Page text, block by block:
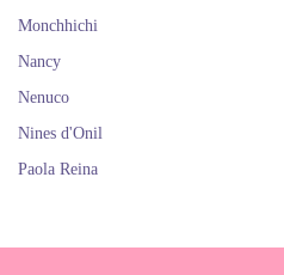
Monchhichi
Nancy
Nenuco
Nines d'Onil
Paola Reina